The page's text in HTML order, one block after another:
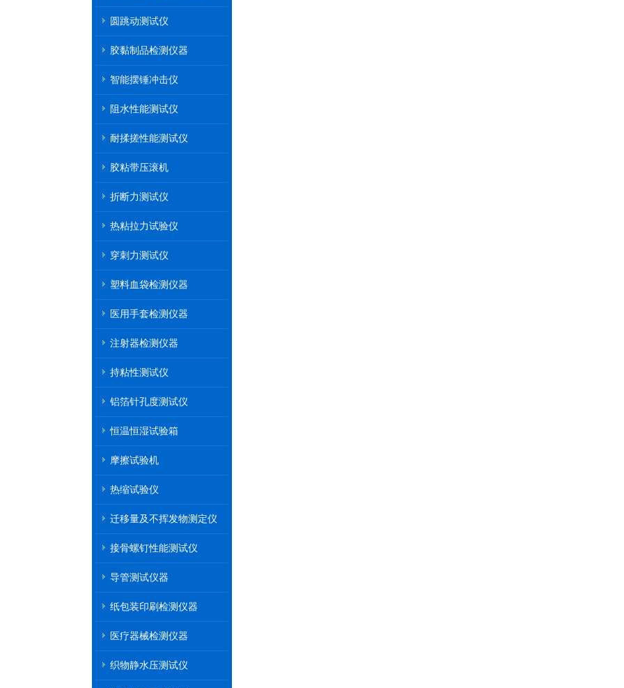
圆跳动测试仪
胶黏制品检测仪器
智能摆锤冲击仪
阻水性能测试仪
耐揉搓性能测试仪
胶粘带压滚机
折断力测试仪
热粘拉力试验仪
穿刺力测试仪
塑料血袋检测仪器
医用手套检测仪器
注射器检测仪器
持粘性测试仪
铝箔针孔度测试仪
恒温恒湿试验箱
摩擦试验机
热缩试验仪
迁移量及不挥发物测定仪
接骨螺钉性能测试仪
导管测试仪器
纸包装印刷检测仪器
医疗器械检测仪器
织物静水压测试仪